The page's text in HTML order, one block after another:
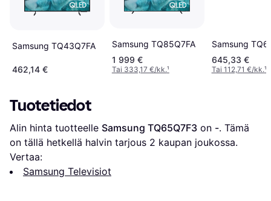
Samsung TQ43Q7FA
462,14 €
Samsung TQ85Q7FA
1 999 €
Tai 333,17 €/kk.¹
Samsung
645,33 €
Tai 112,71 €/kk.¹
Tuotetiedot
Alin hinta tuotteelle Samsung TQ65Q7F3 on -. Tämä
on tällä hetkellä halvin tarjous 2 kaupan joukossa.
Vertaa:
Samsung Televisiot